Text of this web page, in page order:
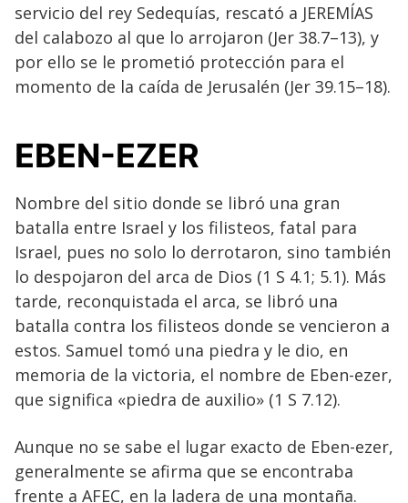
servicio del rey Sedequías, rescató a JEREMÍAS
del calabozo al que lo arrojaron (Jer 38.7–13), y
por ello se le prometió protección para el
momento de la caída de Jerusalén (Jer 39.15–18).
EBEN-EZER
Nombre del sitio donde se libró una gran
batalla entre Israel y los filisteos, fatal para
Israel, pues no solo lo derrotaron, sino también
lo despojaron del arca de Dios (1 S 4.1; 5.1). Más
tarde, reconquistada el arca, se libró una
batalla contra los filisteos donde se vencieron a
estos. Samuel tomó una piedra y le dio, en
memoria de la victoria, el nombre de Eben-ezer,
que significa «piedra de auxilio» (1 S 7.12).
Aunque no se sabe el lugar exacto de Eben-ezer,
generalmente se afirma que se encontraba
frente a AFEC, en la ladera de una montaña.